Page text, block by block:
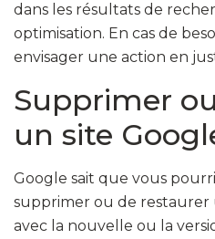
dans les résultats de
optimisation. En cas de
envisager une action en
Supprimer
un site
Google sait que vous
supprimer ou de restaurer
avec la nouvelle ou la